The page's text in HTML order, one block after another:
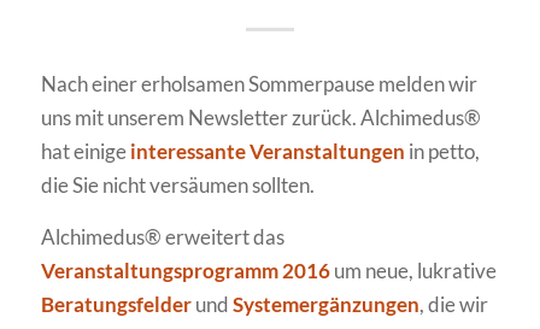
Nach einer erholsamen Sommerpause melden wir
uns mit unserem Newsletter zurück. Alchimedus®
hat einigeinteressante Veranstaltungen in petto,
die Sie nicht versäumen sollten.
Alchimedus® erweitert das
Veranstaltungsprogramm 2016um neue, lukrative
BeratungsfelderundSystemergänzungen, die wir